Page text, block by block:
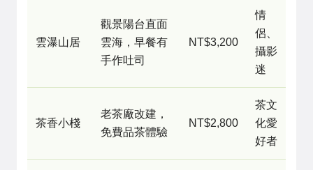
雲瀑山居
觀景陽台直面
雲海，早餐有
手作吐司
NT$3,200
情
侶、
攝影
迷
茶香小棧
老茶廠改建，
免費品茶體驗
NT$2,800
茶文
化愛
好者